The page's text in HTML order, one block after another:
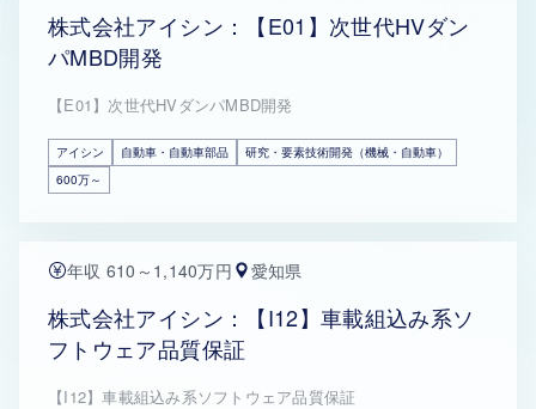
株式会社アイシン：【E01】次世代HVダン
パMBD開発
【E01】次世代HVダンパMBD開発
アイシン 自動車・自動車部品
研究・要素技術開発（機械・自動車）
600万～
年収 610～1,140万円 愛知県
株式会社アイシン：【I12】車載組込み系ソ
フトウェア品質保証
【I12】車載組込み系ソフトウェア品質保証